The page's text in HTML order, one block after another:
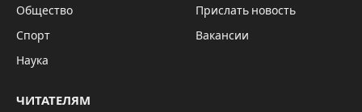
Общество
Спорт
Наука
Прислать новость
Вакансии
ЧИТАТЕЛЯМ